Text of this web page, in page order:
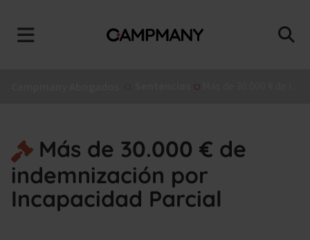
Más de 30.000 € de
indemnización por
Incapacidad Parcial